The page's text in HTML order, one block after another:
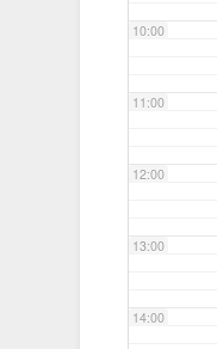
10:00
11:00
12:00
13:00
14:00